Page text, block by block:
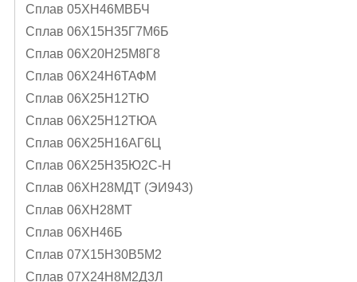
Сплав 05ХН46МВБЧ
Сплав 06Х15Н35Г7М6Б
Сплав 06Х20Н25М8Г8
Сплав 06Х24Н6ТАФМ
Сплав 06Х25Н12ТЮ
Сплав 06Х25Н12ТЮА
Сплав 06Х25Н16АГ6Ц
Сплав 06Х25Н35Ю2С-Н
Сплав 06ХН28МДТ (ЭИ943)
Сплав 06ХН28МТ
Сплав 06ХН46Б
Сплав 07Х15Н30В5М2
Сплав 07Х24Н8М2Д3Л